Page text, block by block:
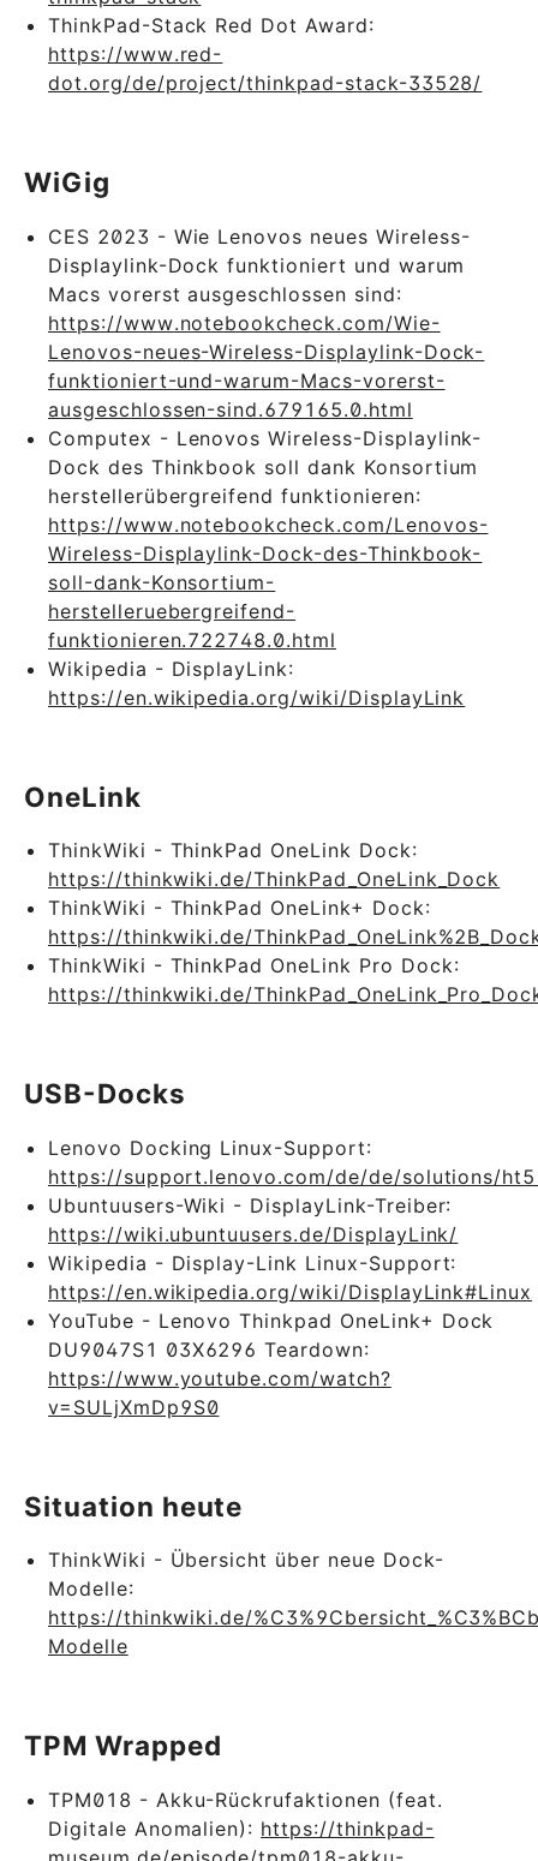
ThinkPad-Stack Red Dot Award:
https://www.red-
dot.org/de/project/thinkpad-stack-33528/
WiGig
CES 2023 - Wie Lenovos neues Wireless-
Displaylink-Dock funktioniert und warum
Macs vorerst ausgeschlossen sind:
https://www.notebookcheck.com/Wie-
Lenovos-neues-Wireless-Displaylink-Dock-
funktioniert-und-warum-Macs-vorerst-
ausgeschlossen-sind.679165.0.html
Computex - Lenovos Wireless-Displaylink-
Dock des Thinkbook soll dank Konsortium
herstellerübergreifend funktionieren:
https://www.notebookcheck.com/Lenovos-
Wireless-Displaylink-Dock-des-Thinkbook-
soll-dank-Konsortium-
herstelleruebergreifend-
funktionieren.722748.0.html
Wikipedia - DisplayLink:
https://en.wikipedia.org/wiki/DisplayLink
OneLink
ThinkWiki - ThinkPad OneLink Dock:
https://thinkwiki.de/ThinkPad_OneLink_Dock
ThinkWiki - ThinkPad OneLink+ Dock:
https://thinkwiki.de/
ThinkWiki - ThinkPad OneLink Pro Dock:
https://thinkwiki.de/
USB-Docks
Lenovo Docking Linux-Support:
https://support.lenovo.com/de/de/solutions/
Ubuntuusers-Wiki - DisplayLink-Treiber:
https://wiki.ubuntuusers.de/DisplayLink/
Wikipedia - Display-Link Linux-Support:
https://en.wikipedia.org/wiki/DisplayLink#Linux
YouTube - Lenovo Thinkpad OneLink+ Dock
DU9047S1 03X6296 Teardown:
https://www.youtube.com/watch?
v=SULjXmDp9S0
Situation heute
ThinkWiki - Übersicht über neue Dock-
Modelle:
https://thinkwiki.de/
Modelle
TPM Wrapped
TPM018 - Akku-Rückrufaktionen (feat.
Digitale Anomalien): https://thinkpad-